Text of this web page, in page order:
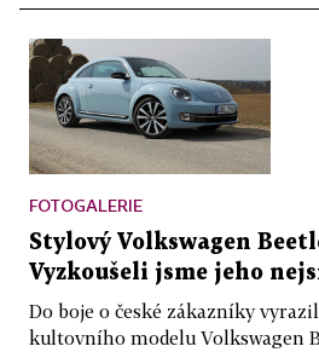
FOTOGALERIE
Stylový Volkswagen
Vyzkoušeli jsme jeho
Do boje o české zákazníky
kultovního modelu Volkswagen